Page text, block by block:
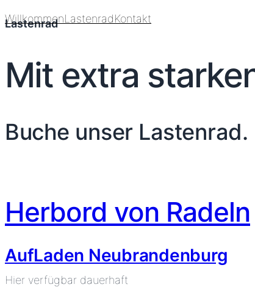
WillkommenLastenradKontakt
Lastenrad
Mit extra
Buche unser Lastenrad.
Herbord von Radeln
AufLaden Neubrandenburg
Hier verfügbar dauerhaft